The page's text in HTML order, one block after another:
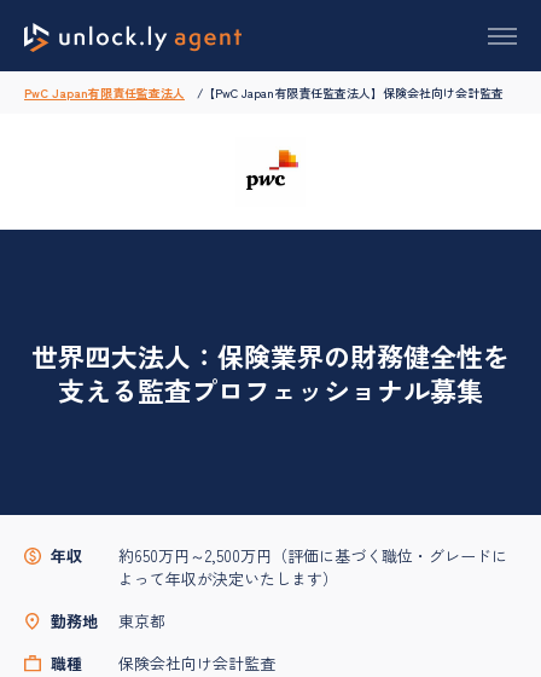
PwC Japan有限責任監査法人 【PwC Japan有限責任監査法人】保険会社向け会計監査
世界四大法人：保険業界の財務健全性を
支える監査プロフェッショナル募集
年収
約650万円～2,500万円（評価に基づく職位・グレードに
よって年収が決定いたします）
勤務地
東京都
職種
保険会社向け会計監査